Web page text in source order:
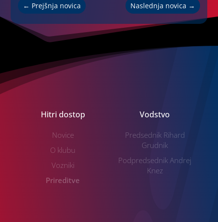
← Prejšnja novica Naslednja novica →
Hitri dostop
Novice
O klubu
Vozniki
Prireditve
Vodstvo
Predsednik Rihard
Grudnik
Podpredsednik Andrej
Knez